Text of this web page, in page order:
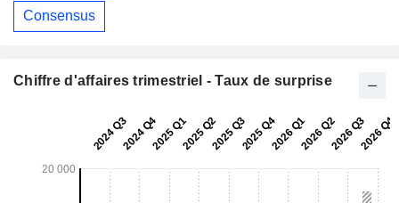
Consensus
Chiffre d'affaires trimestriel - Taux de surprise